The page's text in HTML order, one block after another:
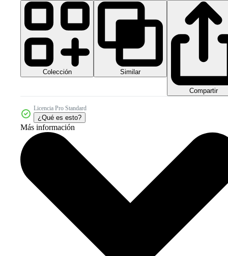
Colección Similar
Compartir
Licencia Pro Standard
¿Qué es esto?
Más información